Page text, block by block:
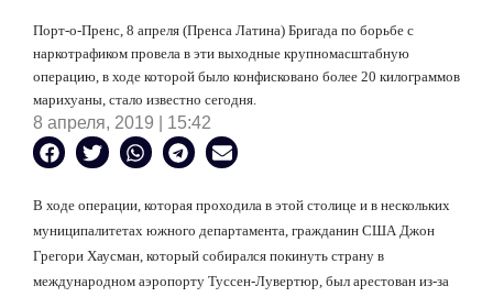
Порт-о-Пренс, 8 апреля (Пренса Латина) Бригада по борьбе с
наркотрафиком провела в эти выходные крупномасштабную
операцию, в ходе которой было конфисковано более 20 килограммов
марихуаны, стало известно сегодня.
8 апреля, 2019 | 15:42
В ходе операции, которая проходила в этой столице и в нескольких
муниципалитетах южного департамента, гражданин США Джон
Грегори Хаусман, который собирался покинуть страну в
международном аэропорту Туссен-Лувертюр, был арестован из-за